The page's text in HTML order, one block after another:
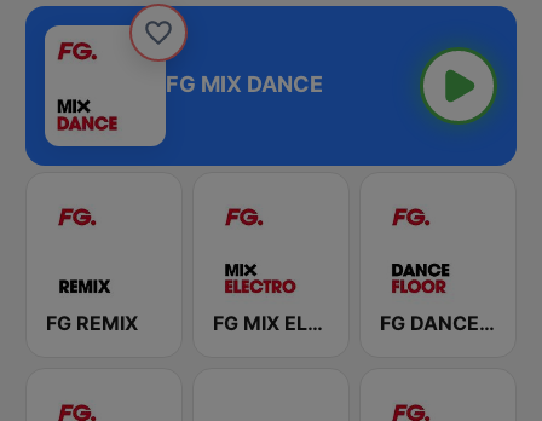
FG MIX DANCE
FG REMIX FG MIX ELECTRO FG DANCEFLOOR